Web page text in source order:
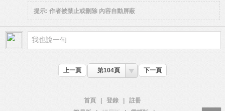
提示: 作者被禁止或刪除 內容自動屏蔽
上一頁 第104頁 下一頁
首頁 登錄
註冊